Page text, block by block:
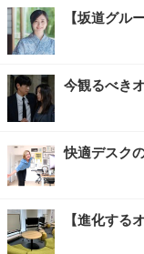
【坂道グル
今観るべき
快適デスク
【進化する